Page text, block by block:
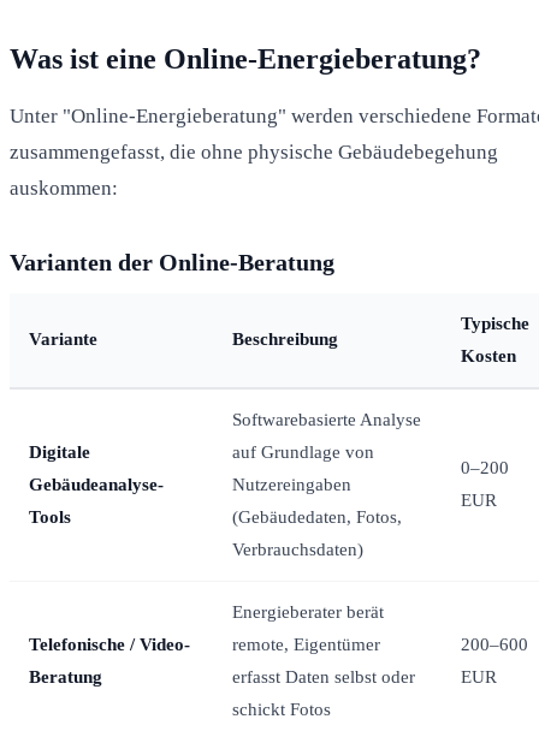
Was ist eine Online-Energieberatung?
Unter "Online-Energieberatung" werden verschiedene
zusammengefasst, die ohne physische Gebäudebegehung
auskommen:
Varianten der Online-Beratung
Variante Beschreibung
Typische
Kosten
Digitale
Gebäudeanalyse-
Tools
Softwarebasierte Analyse
auf Grundlage von
Nutzereingaben
(Gebäudedaten, Fotos,
Verbrauchsdaten)
0–200
EUR
Telefonische / Video-
Beratung
Energieberater berät
remote, Eigentümer
erfasst Daten selbst oder
schickt Fotos
200–600
EUR